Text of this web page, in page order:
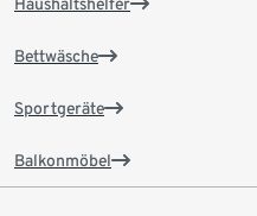
Bettwäsche
Sportgeräte
Balkonmöbel